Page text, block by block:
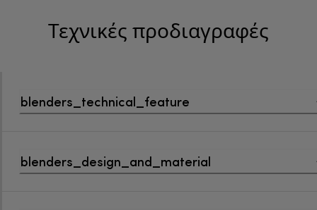
Τεχνικές προδιαγραφές
blenders_technical_feature
blenders_design_and_material